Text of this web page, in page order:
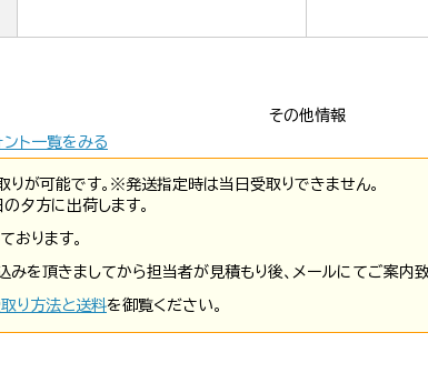
その他情報
ント一覧をみる
りが可能です。※発送指定時は当日受取りできません。
夕方に出荷します。
おります。
を頂きましてから担当者が見積もり後、メールにてご案内致
り方法と送料を御覧ください。